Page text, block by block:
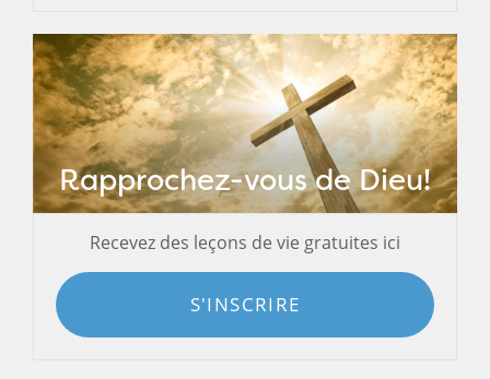
Rapprochez-vous de Dieu!
Recevez des leçons de vie gratuites ici
S'INSCRIRE